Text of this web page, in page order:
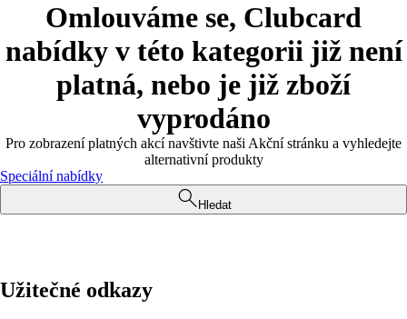
Omlouváme se, Clubcard
nabídky v této kategorii již není
platná, nebo je již zboží
vyprodáno
Pro zobrazení platných akcí navštivte naši Akční stránku a vyhledejte
alternativní produkty
Speciální nabídky
Hledat
Užitečné odkazy